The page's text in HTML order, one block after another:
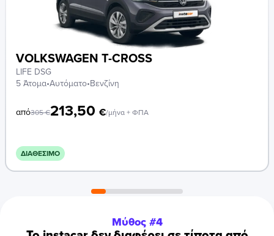
VOLKSWAGEN T-CROSS
LIFE DSG
5 Άτομα•Αυτόματο•Βενζίνη
από305€213,50 €/μήνα + ΦΠΑ
ΔΙΑΘΈΣΙΜΟ
Μύθος #4